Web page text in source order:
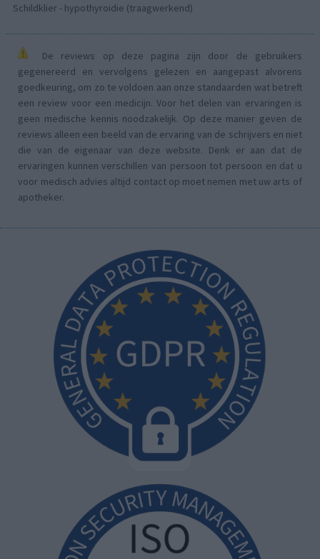
Schildklier - hypothyroidie (traagwerkend)
De reviews op deze pagina zijn door de gebruikers
gegenereerd en vervolgens gelezen en aangepast alvorens
goedkeuring, om zo te voldoen aan onze standaarden wat betreft
een review voor een medicijn. Voor het delen van ervaringen is
geen medische kennis noodzakelijk. Op deze manier geven de
reviews alleen een beeld van de ervaring van de schrijvers en niet
die van de eigenaar van deze website. Denk er aan dat de
ervaringen kunnen verschillen van persoon tot persoon en dat u
voor medisch advies altijd contact op moet nemen met uw arts of
apotheker.